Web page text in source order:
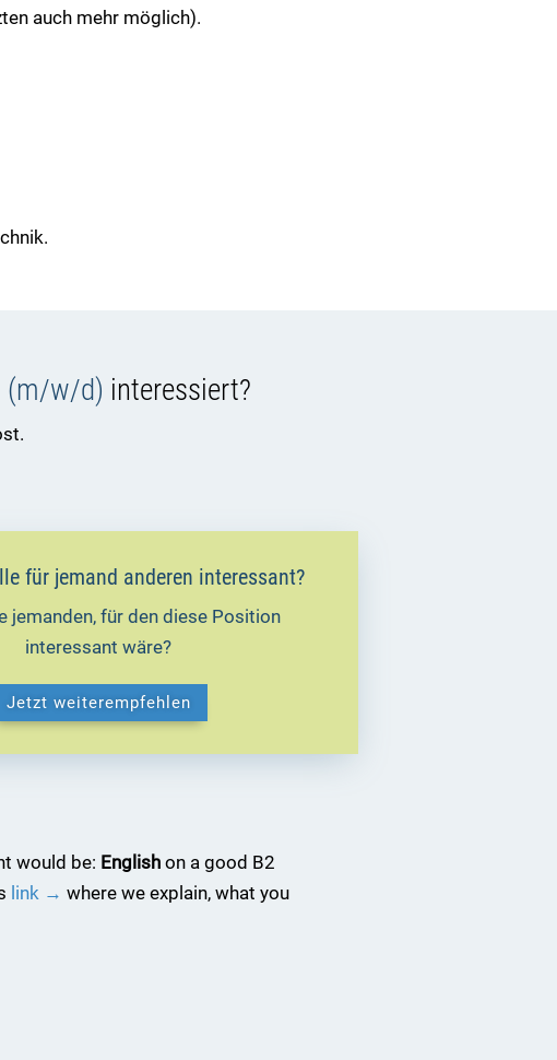
auch mehr möglich).
(m/w/d) interessiert?
für jemand anderen interessant?
jemanden, für den diese Position
interessant wäre?
Jetzt weiterempfehlen
would be: English on a good B2
link → where we explain, what you